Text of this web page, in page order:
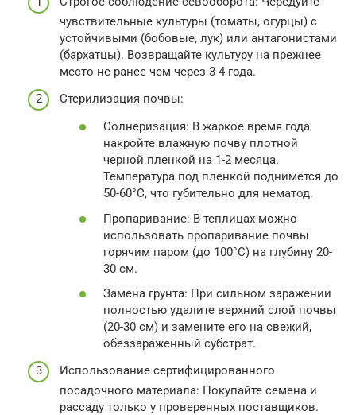
чувствительные культуры (томаты, огурцы) с
устойчивыми (бобовые, лук) или антагонистами
(бархатцы). Возвращайте культуру на прежнее
место не ранее чем через 3-4 года.
Стерилизация почвы:
Солнеризация: В жаркое время года
накройте влажную почву плотной
черной пленкой на 1-2 месяца.
Температура под пленкой поднимется до
50-60°C, что губительно для нематод.
Пропаривание: В теплицах можно
использовать пропаривание почвы
горячим паром (до 100°C) на глубину 20-
30 см.
Замена грунта: При сильном заражении
полностью удалите верхний слой почвы
(20-30 см) и замените его на свежий,
обеззараженный субстрат.
Использование сертифицированного
посадочного материала: Покупайте семена и
рассаду только у проверенных поставщиков.